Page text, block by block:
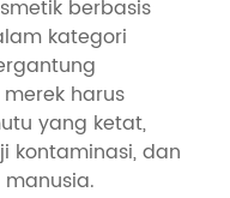
berbasis
kategori
harus
yang ketat,
kontaminasi, dan